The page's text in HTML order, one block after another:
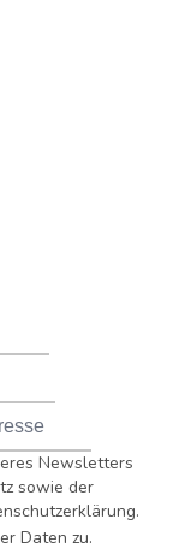
Newsletters
sowie der
Daten zu.